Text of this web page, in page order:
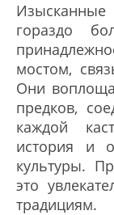
Изысканные
гораздо
мостом,
Они
предков,
каждой
история и
культуры.
это
традициям.